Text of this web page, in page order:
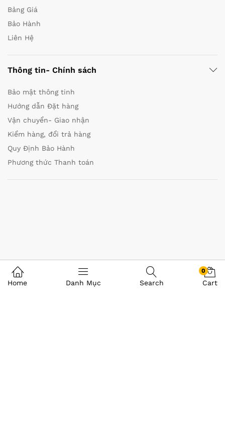
Bảng Giá
Bảo Hành
Liên Hệ
Thông tin- Chính sách
Bảo mật thông tinh
Hướng dẫn Đặt hàng
Vận chuyển- Giao nhận
Kiểm hàng, đổi trả hàng
Quy Định Bảo Hành
Phương thức Thanh toán
Home Danh Mục Search
0
Cart